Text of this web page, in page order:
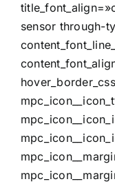
sensor through-